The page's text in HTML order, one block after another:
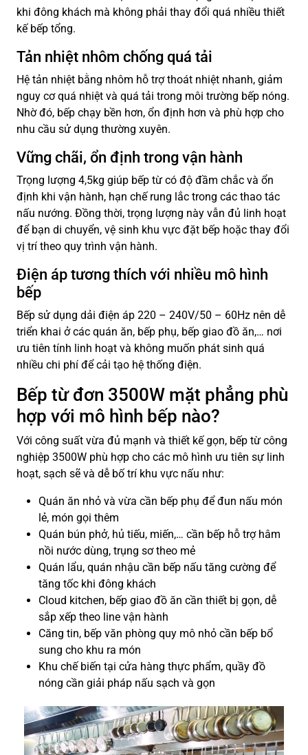
khi đông khách mà không phải thay đổi quá nhiều thiết
kế bếp tổng.
Tản nhiệt nhôm chống quá tải
Hệ tản nhiệt bằng nhôm hỗ trợ thoát nhiệt nhanh, giảm
nguy cơ quá nhiệt và quá tải trong môi trường bếp nóng.
Nhờ đó, bếp chạy bền hơn, ổn định hơn và phù hợp cho
nhu cầu sử dụng thường xuyên.
Vững chãi, ổn định trong vận hành
Trọng lượng 4,5kg giúp bếp từ có độ đầm chắc và ổn
định khi vận hành, hạn chế rung lắc trong các thao tác
nấu nướng. Đồng thời, trọng lượng này vẫn đủ linh hoạt
để bạn di chuyển, vệ sinh khu vực đặt bếp hoặc thay đổi
vị trí theo quy trình vận hành.
Điện áp tương thích với nhiều mô hình
bếp
Bếp sử dụng dải điện áp 220 – 240V/50 – 60Hz nên dễ
triển khai ở các quán ăn, bếp phụ, bếp giao đồ ăn,… nơi
ưu tiên tính linh hoạt và không muốn phát sinh quá
nhiều chi phí để cải tạo hệ thống điện.
Bếp từ đơn 3500W mặt phẳng phù
hợp với mô hình bếp nào?
Với công suất vừa đủ mạnh và thiết kế gọn, bếp từ công
nghiệp 3500W phù hợp cho các mô hình ưu tiên sự linh
hoạt, sạch sẽ và dễ bố trí khu vực nấu như:
Quán ăn nhỏ và vừa cần bếp phụ để đun nấu món
lẻ, món gọi thêm
Quán bún phở, hủ tiếu, miến,… cần bếp hỗ trợ hâm
nồi nước dùng, trụng sơ theo mẻ
Quán lẩu, quán nhậu cần bếp nấu tăng cường để
tăng tốc khi đông khách
Cloud kitchen, bếp giao đồ ăn cần thiết bị gọn, dễ
sắp xếp theo line vận hành
Căng tin, bếp văn phòng quy mô nhỏ cần bếp bổ
sung cho khu ra món
Khu chế biến tại cửa hàng thực phẩm, quầy đồ
nóng cần giải pháp nấu sạch và gọn